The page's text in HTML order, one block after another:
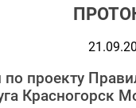
проекту
Красногорск